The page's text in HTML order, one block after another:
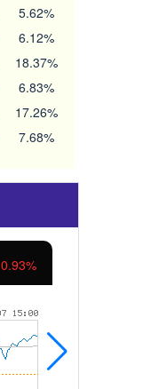
5.62%
6.12%
18.37%
6.83%
17.26%
7.68%
0.93%